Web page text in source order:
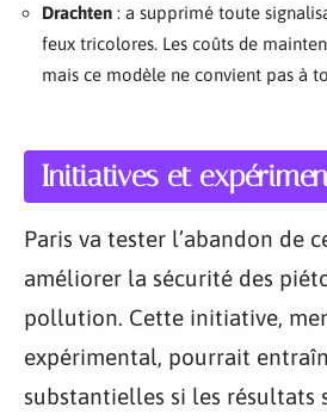
Drachten : a supprimé toute
feux tricolores. Les coûts de
mais ce modèle ne convient pas à
Initiatives et
Paris va tester l’abandon de
améliorer la sécurité des
pollution. Cette initiative,
expérimental, pourrait
substantielles si les résultats